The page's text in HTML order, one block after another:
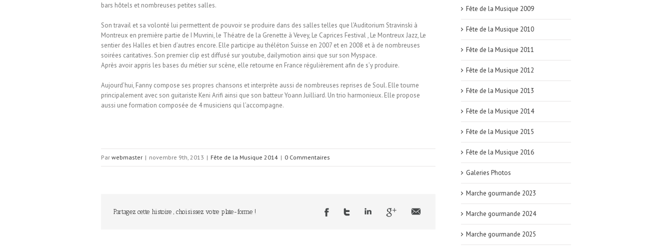
bars hôtels et nombreuses petites salles.
Son travail et sa volonté lui permettent de pouvoir se produire dans des salles telles que l’Auditorium Stravinski à
Montreux en première partie de I Muvrini, le Théatre de la Grenette à Vevey, Le Caprices Festival , Le Montreux Jazz, Le
sentier des Halles et bien d’autres encore. Elle participe au théléton Suisse en 2007 et en 2008 et à de nombreuses
soirées caritatives. Son premier clip est diffusé sur youtube, dailymotion ainsi que sur son Myspace.
Après avoir appris les bases du métier sur scène, elle retourne en France régulièrement afin de s’y produire.
Aujourd’hui, Fanny compose ses propres chansons et interprète aussi de nombreuses reprises de Soul. Elle tourne
principalement avec son guitariste Keni Arifi ainsi que son batteur Yoann Juilliard. Un trio harmonieux. Elle propose
aussi une formation composée de 4 musiciens qui l’accompagne.
Par webmaster | novembre 9th, 2013 | Fête de la Musique 2014 | 0 Commentaires
Partagez cette histoire , choisissez votre plate-forme !
Fête de la Musique 2009
Fête de la Musique 2010
Fête de la Musique 2011
Fête de la Musique 2012
Fête de la Musique 2013
Fête de la Musique 2014
Fête de la Musique 2015
Fête de la Musique 2016
Galeries Photos
Marche gourmande 2023
Marche gourmande 2024
Marche gourmande 2025